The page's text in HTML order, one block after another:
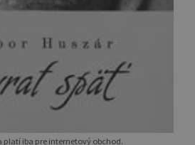
platí iba pre internetový obchod.